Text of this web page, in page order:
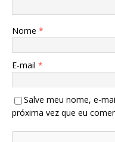
Nome *
E-mail *
Salve meu nome, e-
próxima vez que eu